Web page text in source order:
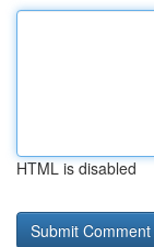
HTML is disabled